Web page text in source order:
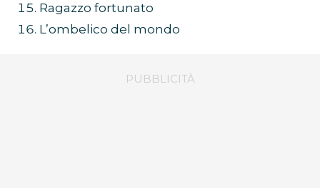
Ragazzo fortunato
L’ombelico del mondo